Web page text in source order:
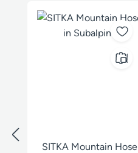
SITKA Mountain Hose